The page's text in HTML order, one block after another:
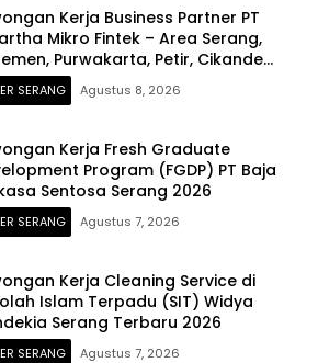
Kerja Business Partner PT
Mikro Fintek – Area Serang,
Purwakarta, Petir, Cikande
2026
SERANG Agustus 8, 2026
Kerja Fresh Graduate
Program (FGDP) PT Baja
Sentosa Serang 2026
SERANG Agustus 7, 2026
Kerja Cleaning Service di
Islam Terpadu (SIT) Widya
Serang Terbaru 2026
SERANG Agustus 7, 2026